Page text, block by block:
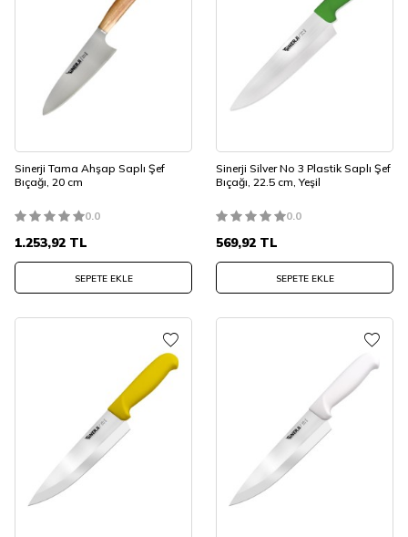
Sinerji Tama Ahşap Saplı Şef
Bıçağı, 20 cm
0.0
1.253,92 TL
SEPETE EKLE
Sinerji Silver No 3 Plastik Saplı Şef
Bıçağı, 22.5 cm, Yeşil
0.0
569,92 TL
SEPETE EKLE